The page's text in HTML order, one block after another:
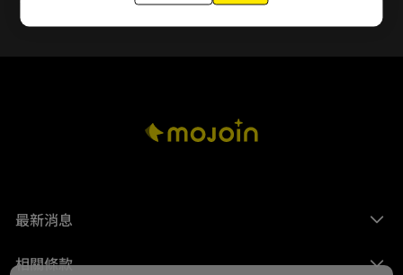
最新消息
相關條款